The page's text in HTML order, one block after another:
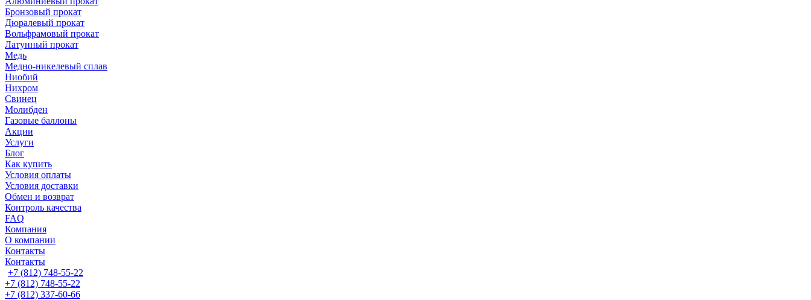
Бронзовый прокат
Дюралевый прокат
Вольфрамовый прокат
Латунный прокат
Медь
Медно-никелевый сплав
Ниобий
Нихром
Свинец
Молибден
Газовые баллоны
Акции
Услуги
Блог
Как купить
Условия оплаты
Условия доставки
Обмен и возврат
Контроль качества
FAQ
Компания
О компании
Контакты
Контакты
+7 (812) 748-55-22
+7 (812) 748-55-22
+7 (812) 337-60-66